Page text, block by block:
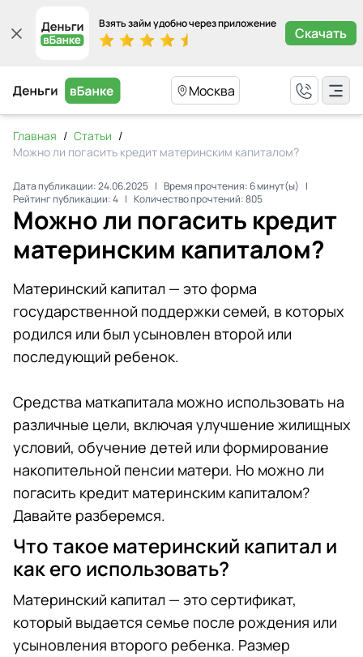
Взять займ удобно через приложение
Скачать
Москва
Главная / Статьи /
Можно ли погасить кредит материнским капиталом?
Дата публикации:24.06.2025 | Время прочтения:6минут(ы) |
Рейтинг публикации:4 | Количество прочтений:805
Можно ли погасить кредит
материнским капиталом?
Материнский капитал — это форма
государственной поддержки семей, в которых
родился или был усыновлен второй или
последующий ребенок.
Средства маткапитала можно использовать на
различные цели, включая улучшение жилищных
условий, обучение детей или формирование
накопительной пенсии матери. Но можно ли
погасить кредит материнским капиталом?
Давайте разберемся.
Что такое материнский капитал и
как его использовать?
Материнский капитал — это сертификат,
который выдается семье после рождения или
усыновления второго ребенка. Размер